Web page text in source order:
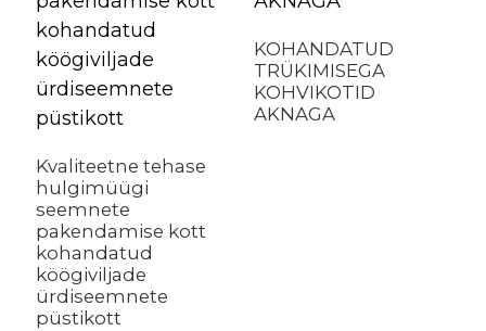
Kvaliteetne tehase
hulgimüügi
seemnete
pakendamise kott
kohandatud
köögiviljade
ürdiseemnete
püstikott
KOHANDATUD
TRÜKIMISEGA
KOHVIKOTID
AKNAGA